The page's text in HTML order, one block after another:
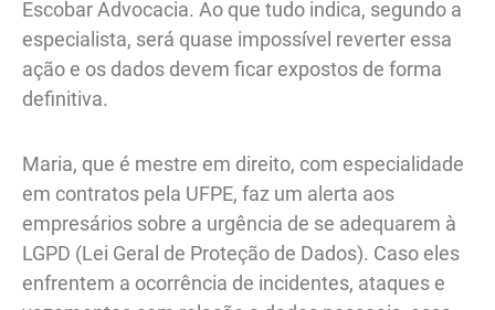
Escobar Advocacia. Ao que tudo indica, segundo a
especialista, será quase impossível reverter essa
ação e os dados devem ficar expostos de forma
definitiva.
Maria, que é mestre em direito, com especialidade
em contratos pela UFPE, faz um alerta aos
empresários sobre a urgência de se adequarem à
LGPD (Lei Geral de Proteção de Dados). Caso eles
enfrentem a ocorrência de incidentes, ataques e